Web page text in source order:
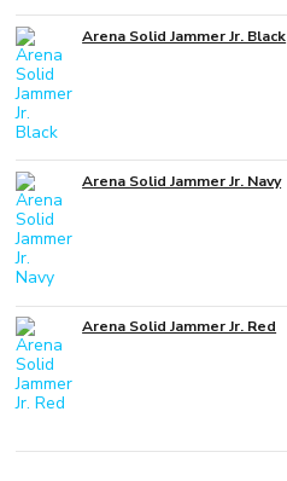
Arena Solid Jammer Jr. Black
Arena Solid Jammer Jr. Navy
Arena Solid Jammer Jr. Red